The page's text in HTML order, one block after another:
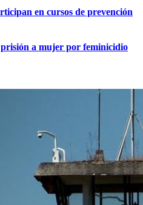
en cursos de prevención
prisión a mujer por feminicidio